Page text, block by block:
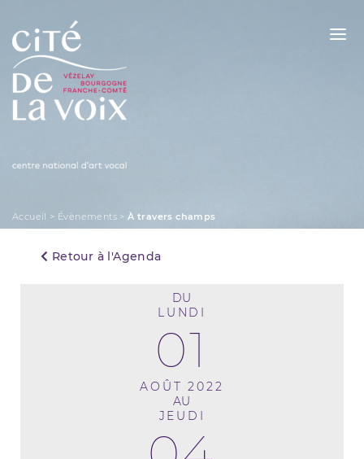
Skip
content
Accueil > Évènements >À travers champs
Retour à l'Agenda
DU
LUNDI
01
AOÛT 2022
AU
JEUDI